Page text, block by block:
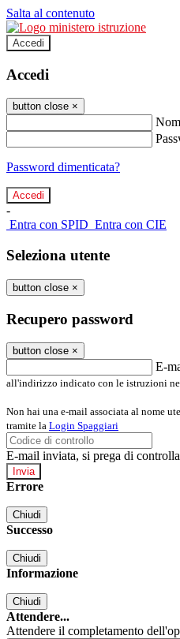
Salta al contenuto
Accedi
Accedi
button close ×
Password dimenticata?
-
Entra con SPID Entra con CIE
Seleziona utente
button close ×
Recupero password
button close ×
E-
all'indirizzo indicato con le istruzioni
Non hai una e-mail associata al nome
tramite la Login Spaggiari
E-mail inviata, si prega di
Errore
Chiudi
Successo
Chiudi
Informazione
Chiudi
Attendere...
Attendere il completamento